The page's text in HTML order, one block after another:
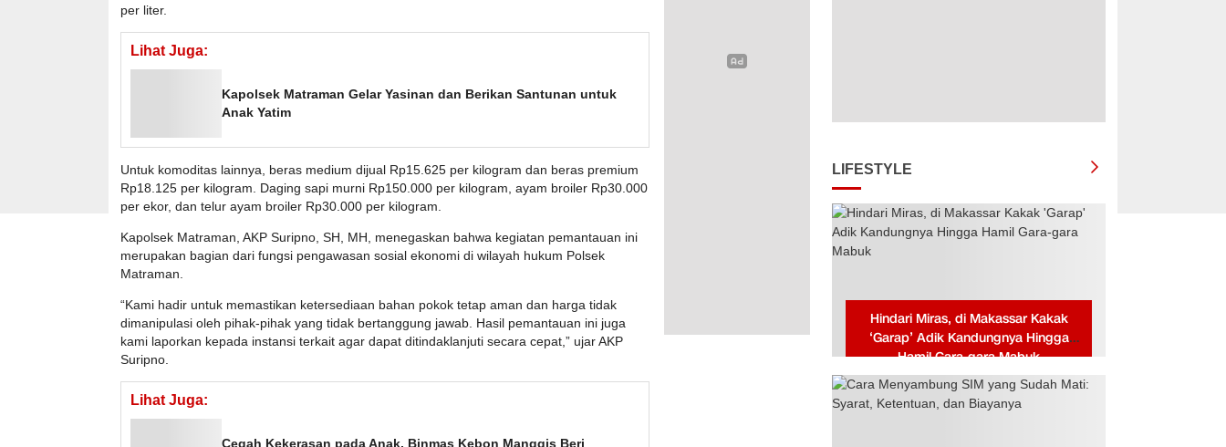
per liter.
Lihat Juga:
Kapolsek Matraman Gelar Yasinan dan Berikan Santunan untuk
Anak Yatim
Untuk komoditas lainnya, beras medium dijual Rp15.625 per kilogram dan beras premium
Rp18.125 per kilogram. Daging sapi murni Rp150.000 per kilogram, ayam broiler Rp30.000
per ekor, dan telur ayam broiler Rp30.000 per kilogram.
Kapolsek Matraman, AKP Suripno, SH, MH, menegaskan bahwa kegiatan pemantauan ini
merupakan bagian dari fungsi pengawasan sosial ekonomi di wilayah hukum Polsek
Matraman.
“Kami hadir untuk memastikan ketersediaan bahan pokok tetap aman dan harga tidak
dimanipulasi oleh pihak-pihak yang tidak bertanggung jawab. Hasil pemantauan ini juga
kami laporkan kepada instansi terkait agar dapat ditindaklanjuti secara cepat,” ujar AKP
Suripno.
Lihat Juga:
Cegah Kekerasan pada Anak, Binmas Kebon Manggis Beri
LIFESTYLE
Hindari Miras, di Makassar Kakak
‘Garap’ Adik Kandungnya Hingga
Hamil Gara-gara Mabuk